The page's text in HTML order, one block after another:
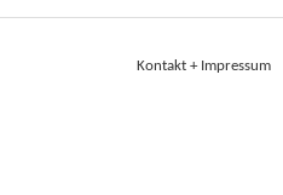
Kontakt + Impressum